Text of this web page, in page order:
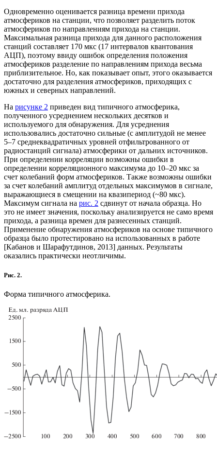
Одновременно оценивается разница времени прихода
атмосфериков на станции, что позволяет разделить поток
атмосфериков по направлениям прихода на станции.
Максимальная разница прихода для данного расположения
станций составляет 170 мкс (17 интервалов квантования
АЦП), поэтому ввиду ошибок определения положения
атмосфериков разделение по направлениям прихода весьма
приблизительное. Но, как показывает опыт, этого оказывается
достаточно для разделения атмосфериков, приходящих с
южных и северных направлений.
На рисунке 2 приведен вид типичного атмосферика,
полученного усреднением нескольких десятков и
используемого для обнаружения. Для усреднения
использовались достаточно сильные (с амплитудой не менее
5–7 среднеквадратичных уровней отфильтрованного от
радиостанций сигнала) атмосферики от дальних источников.
При определении корреляции возможны ошибки в
определении корреляционного максимума до 10–20 мкс за
счет колебаний форм атмосфериков. Также возможны ошибки
за счет колебаний амплитуд отдельных максимумов в сигнале,
выражающиеся в смещении на квазипериод (~80 мкс).
Максимум сигнала на рис. 2 сдвинут от начала образца. Но
это не имеет значения, поскольку анализируется не само время
прихода, а разница времен для разнесенных станций.
Применение обнаружения атмосфериков на основе типичного
образца было протестировано на использованных в работе
[Кабанов и Шарафутдинов, 2013] данных. Результаты
оказались практически неотличимы.
Рис. 2.
Форма типичного атмосферика.